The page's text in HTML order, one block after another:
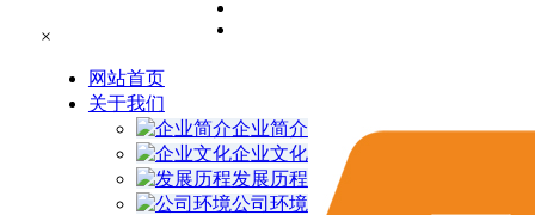
×
网站首页
关于我们
企业简介
企业文化
发展历程
公司环境